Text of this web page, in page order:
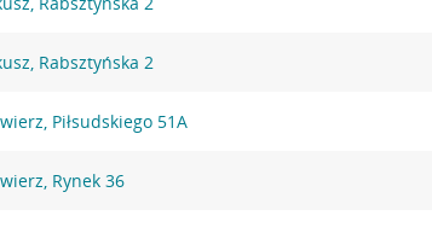
Rabsztyńska 2
Piłsudskiego 51A
Rynek 36